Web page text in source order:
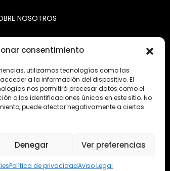
consentimiento
utilizamos tecnologías como las
a la información del dispositivo. El
nos permitirá procesar datos como el
o las identificaciones únicas en este sitio. No
puede afectar negativamente a ciertas
Denegar Ver preferencias
Política de privacidadAviso Legal
NOSOTROS
redes sociales·Política de Cookies